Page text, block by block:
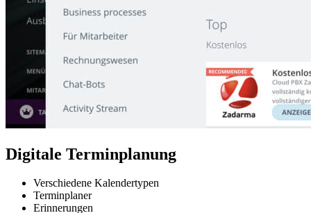
Digitale Terminplanung
Verschiedene Kalendertypen
Terminplaner
Erinnerungen